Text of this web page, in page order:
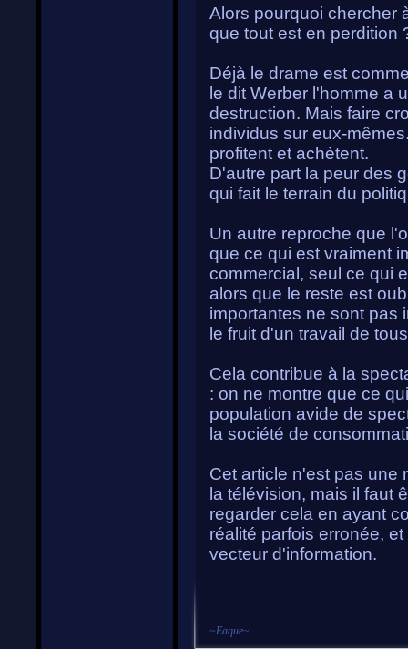
Alors pourquoi chercher
que tout est en perdition
Déjà le drame est
le dit Werber l'homme a
destruction. Mais faire
individus sur eux-
profitent et achètent.
D'autre part la peur des
qui fait le terrain du
Un autre reproche que
que ce qui est vraiment
commercial, seul ce qui
alors que le reste est
importantes ne sont pas
le fruit d'un travail de
Cela contribue à la
: on ne montre que ce
population avide de
la société de
Cet article n'est pas une
la télévision, mais il faut
regarder cela en ayant
réalité parfois erronée,
vecteur d'information.
~Eaque~